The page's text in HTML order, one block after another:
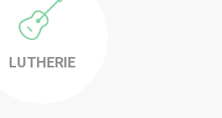
LUTHERIE